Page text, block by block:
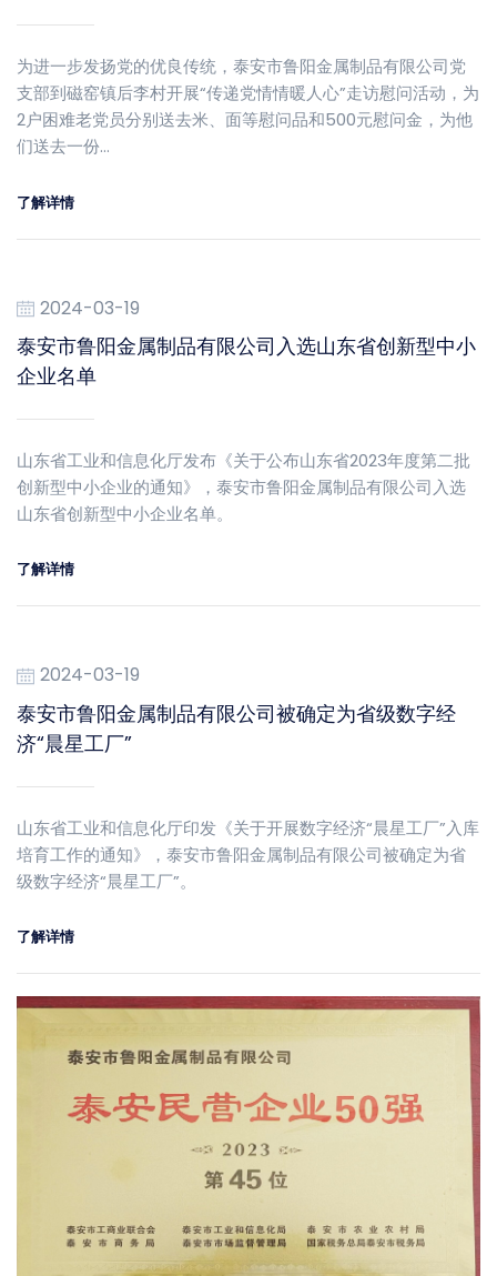
为进一步发扬党的优良传统，泰安市鲁阳金属制品有限公司党
支部到磁窑镇后李村开展“传递党情情暖人心”走访慰问活动，为
2户困难老党员分别送去米、面等慰问品和500元慰问金，为他
们送去一份…
了解详情
2024-03-19
泰安市鲁阳金属制品有限公司入选山东省创新型中小
企业名单
山东省工业和信息化厅发布《关于公布山东省2023年度第二批
创新型中小企业的通知》，泰安市鲁阳金属制品有限公司入选
山东省创新型中小企业名单。
了解详情
2024-03-19
泰安市鲁阳金属制品有限公司被确定为省级数字经
济“晨星工厂”
山东省工业和信息化厅印发《关于开展数字经济“晨星工厂”入库
培育工作的通知》，泰安市鲁阳金属制品有限公司被确定为省
级数字经济“晨星工厂”。
了解详情